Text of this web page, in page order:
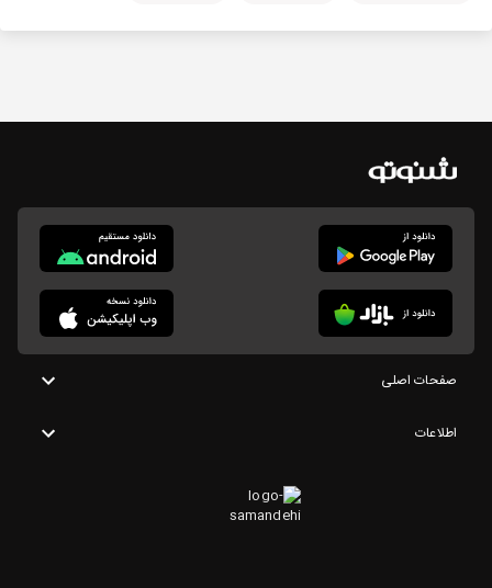
صفحات اصلی
اطلاعات